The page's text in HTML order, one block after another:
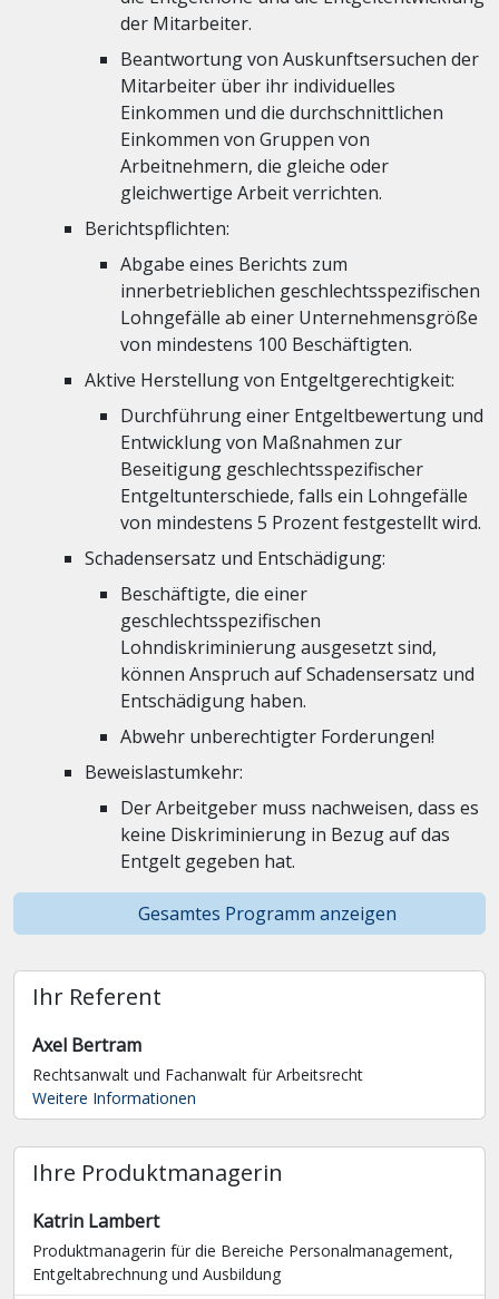
der Mitarbeiter.
Beantwortung von Auskunftsersuchen der
Mitarbeiter über ihr individuelles
Einkommen und die durchschnittlichen
Einkommen von Gruppen von
Arbeitnehmern, die gleiche oder
gleichwertige Arbeit verrichten.
Berichtspflichten:
Abgabe eines Berichts zum
innerbetrieblichen geschlechtsspezifischen
Lohngefälle ab einer Unternehmensgröße
von mindestens 100 Beschäftigten.
Aktive Herstellung von Entgeltgerechtigkeit:
Durchführung einer Entgeltbewertung und
Entwicklung von Maßnahmen zur
Beseitigung geschlechtsspezifischer
Entgeltunterschiede, falls ein Lohngefälle
von mindestens 5 Prozent festgestellt wird.
Schadensersatz und Entschädigung:
Beschäftigte, die einer
geschlechtsspezifischen
Lohndiskriminierung ausgesetzt sind,
können Anspruch auf Schadensersatz und
Entschädigung haben.
Abwehr unberechtigter Forderungen!
Beweislastumkehr:
Der Arbeitgeber muss nachweisen, dass es
keine Diskriminierung in Bezug auf das
Entgelt gegeben hat.
Gesamtes Programm anzeigen
Ihr Referent
Axel Bertram
Rechtsanwalt und Fachanwalt für Arbeitsrecht
Weitere Informationen
Ihre Produktmanagerin
Katrin Lambert
Produktmanagerin für die Bereiche Personalmanagement,
Entgelt­abrechnung und Ausbildung